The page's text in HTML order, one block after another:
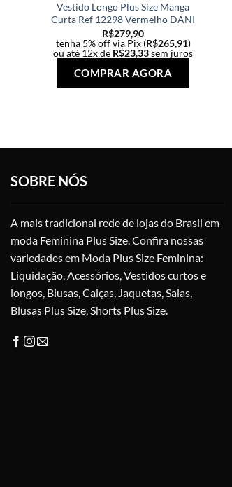
Vestido Longo Plus Size Manga
Curta Ref 12298 Vermelho DANI
R$279,90
tenha 5% off via Pix (R$265,91)
ou até 12x de R$23,33sem juros
COMPRAR AGORA
As
na
página
do
produto
SOBRE NÓS
A mais tradicional rede de lojas do Brasil em
moda Feminina Plus Size. Confira nossas
variedades em Moda Plus Size Feminina:
Liquidação, Acessórios, Vestidos curtos e
longos, Blusas, Calças, Jaquetas, Saias,
Blusas Plus Size, Shorts Plus Size.